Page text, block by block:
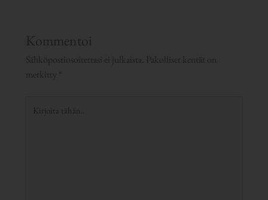
Kommentoi
Sähköpostiosoitettasi ei julkaista. Pakolliset kentät on
merkitty *